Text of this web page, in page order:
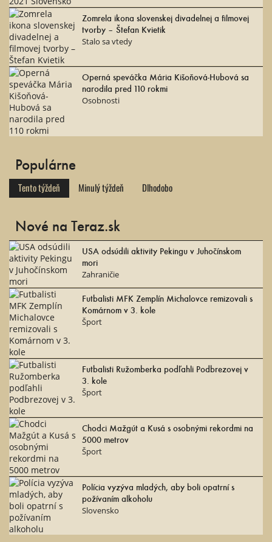
Zomrela ikona slovenskej divadelnej a filmovej
tvorby – Štefan Kvietik
Stalo sa vtedy
Operná speváčka Mária Kišoňová-Hubová sa
narodila pred 110 rokmi
Osobnosti
Populárne
Tento týždeň Minulý týždeň Dlhodobo
Nové na Teraz.sk
USA odsúdili aktivity Pekingu v Juhočínskom
mori
Zahraničie
Futbalisti MFK Zemplín Michalovce remizovali s
Komárnom v 3. kole
Šport
Futbalisti Ružomberka podľahli Podbrezovej v
3. kole
Šport
Chodci Mažgút a Kusá s osobnými rekordmi na
5000 metrov
Šport
Polícia vyzýva mladých, aby boli opatrní s
požívaním alkoholu
Slovensko